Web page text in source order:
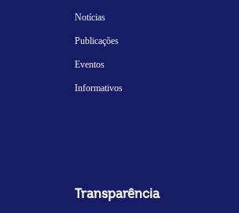
Notícias
Publicações
Eventos
Informativos
Transparência